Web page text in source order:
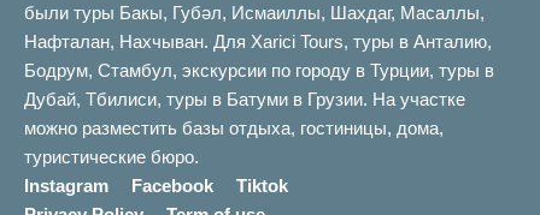
были туры Бакы, Губəл, Исмаиллы, Шахдаг, Масаллы,
Нафталан, Нахчыван. Для Xarici Tours, туры в Анталию,
Бодрум, Стамбул, экскурсии по городу в Турции, туры в
Дубай, Тбилиси, туры в Батуми в Грузии. На участке
можно разместить базы отдыха, гостиницы, дома,
туристические бюро.
Instagram
Facebook
Tiktok